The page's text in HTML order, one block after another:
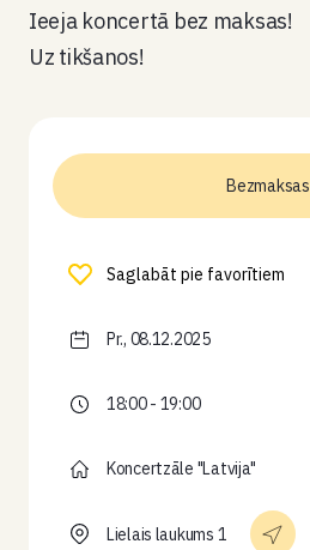
Ieeja koncertā bez maksas!
Uz tikšanos!
Bezmaksas
Saglabāt pie favorītiem
Pr., 08.12.2025
18:00 - 19:00
Koncertzāle "Latvija"
Lielais laukums 1